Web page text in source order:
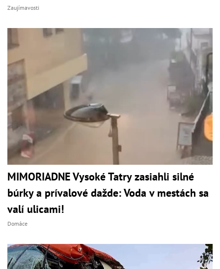
Zaujímavosti
MIMORIADNE Vysoké Tatry zasiahli silné
búrky a prívalové dažde: Voda v mestách sa
valí ulicami!
Domáce